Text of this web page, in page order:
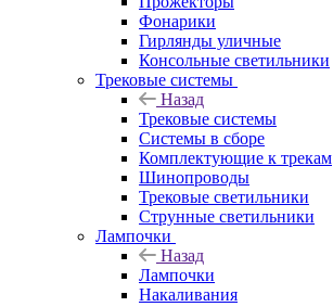
Фонарики
Гирлянды уличные
Консольные светильники
Трековые системы
Назад
Трековые системы
Системы в сборе
Комплектующие к трекам
Шинопроводы
Трековые светильники
Струнные светильники
Лампочки
Назад
Лампочки
Накаливания